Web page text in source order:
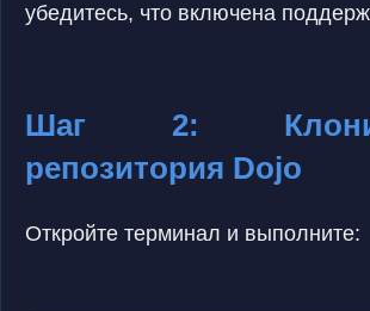
убедитесь, что включена
Шаг 2:
репозитория Dojo
Откройте терминал и выполните: